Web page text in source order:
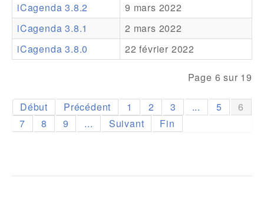
Support Pro
iCagenda 3.8.2
9 mars 2022
iCagenda 3.8.1
2 mars 2022
iCagenda 3.8.0
22 février 2022
Page 6 sur 19
Début Précédent 1 2 3 ... 5
6
7
8 9 ... Suivant Fin